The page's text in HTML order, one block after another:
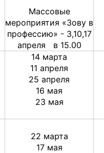
Массовые
мероприятия «Зову в
профессию» - 3,10,17
апреля в 15.00
14 марта
11 апреля
25 апреля
16 мая
23 мая
22 марта
17 мая